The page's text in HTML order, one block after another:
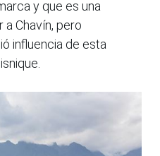
y que es una
Chavín, pero
influencia de esta